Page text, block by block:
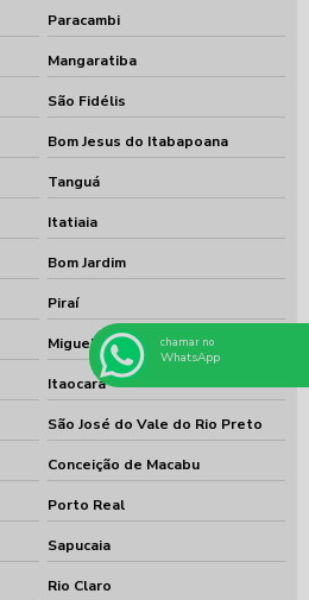
Paracambi
Mangaratiba
São Fidélis
Bom Jesus do Itabapoana
Tanguá
Itatiaia
Bom Jardim
Piraí
Miguel Pereira
Itaocara
São José do Vale do Rio Preto
Conceição de Macabu
Porto Real
Sapucaia
Rio Claro
chamar no
WhatsApp